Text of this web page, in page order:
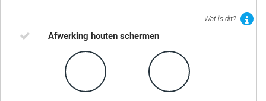
Wat is dit?
Afwerking houten schermen